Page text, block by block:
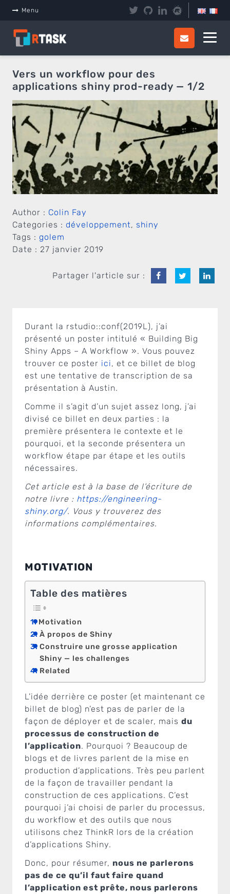
Menu
Vers un workflow pour des
applications shiny prod-ready — 1/2
Author : Colin Fay
Categories : développement, shiny
Tags : golem
Date : 27 janvier 2019
Partager l'article sur :
Durant la rstudio::conf(2019L), j’ai
présenté un poster intitulé « Building Big
Shiny Apps – A Workflow ». Vous pouvez
trouver ce poster ici, et ce billet de blog
est une tentative de transcription de sa
présentation à Austin.
Comme il s’agit d’un sujet assez long, j’ai
divisé ce billet en deux parties : la
première présentera le contexte et le
pourquoi, et la seconde présentera un
workflow étape par étape et les outils
nécessaires.
Cet article est à la base de l’écriture de
notre livre : https://engineering-
shiny.org/. Vous y trouverez des
informations complémentaires.
MOTIVATION
Table des matières
Motivation
À propos de Shiny
Construire une grosse application
Shiny — les challenges
Related
L’idée derrière ce poster (et maintenant ce
billet de blog) n’est pas de parler de la
façon de déployer et de scaler, mais du
processus de construction de
l’application. Pourquoi ? Beaucoup de
blogs et de livres parlent de la mise en
production d’applications. Très peu parlent
de la façon de travailler pendant la
construction de ces applications. C’est
pourquoi j’ai choisi de parler du processus,
du workflow et des outils que nous
utilisons chez ThinkR lors de la création
d’applications Shiny.
Donc, pour résumer, nous ne parlerons
pas de ce qu’il faut faire quand
l’application est prête, nous parlerons
Panneau de gestion des cookies